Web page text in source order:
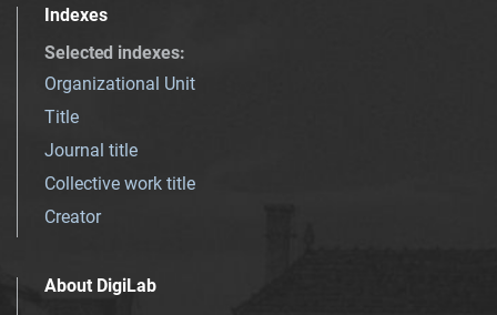
Indexes
Selected indexes:
Organizational Unit
Title
Journal title
Collective work title
Creator
About DigiLab